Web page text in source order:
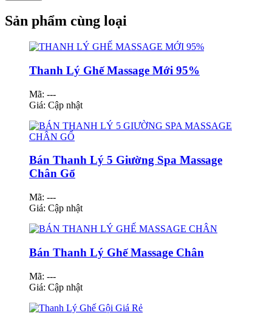
Sản phẩm cùng loại
Thanh Lý Ghế Massage Mới 95%
Mã: ---
Giá: Cập nhật
Bán Thanh Lý 5 Giường Spa Massage
Chân Gổ
Mã: ---
Giá: Cập nhật
Bán Thanh Lý Ghế Massage Chân
Mã: ---
Giá: Cập nhật